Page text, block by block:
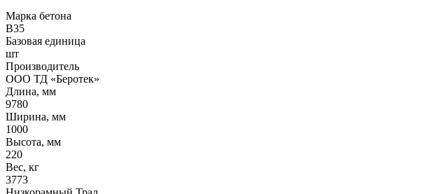
Марка бетона
B35
Базовая единица
шт
Производитель
ООО ТД «Беротек»
Длина, мм
9780
Ширина, мм
1000
Высота, мм
220
Вес, кг
3773